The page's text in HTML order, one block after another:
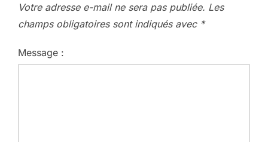
Votre adresse e-mail ne sera pas publiée. Les
champs obligatoires sont indiqués avec *
Message :